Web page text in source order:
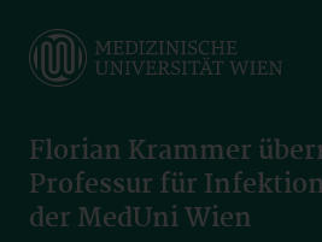
main
Florian Krammer
Professur für
der MedUni Wien